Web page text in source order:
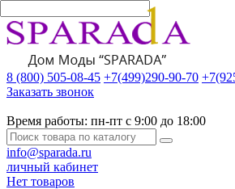
8 (800) 505-08-45 +7(499)290-90-70
Заказать звонок
Время работы: пн-пт с 9:00 до 18:00
info@sparada.ru
личный кабинет
Нет товаров